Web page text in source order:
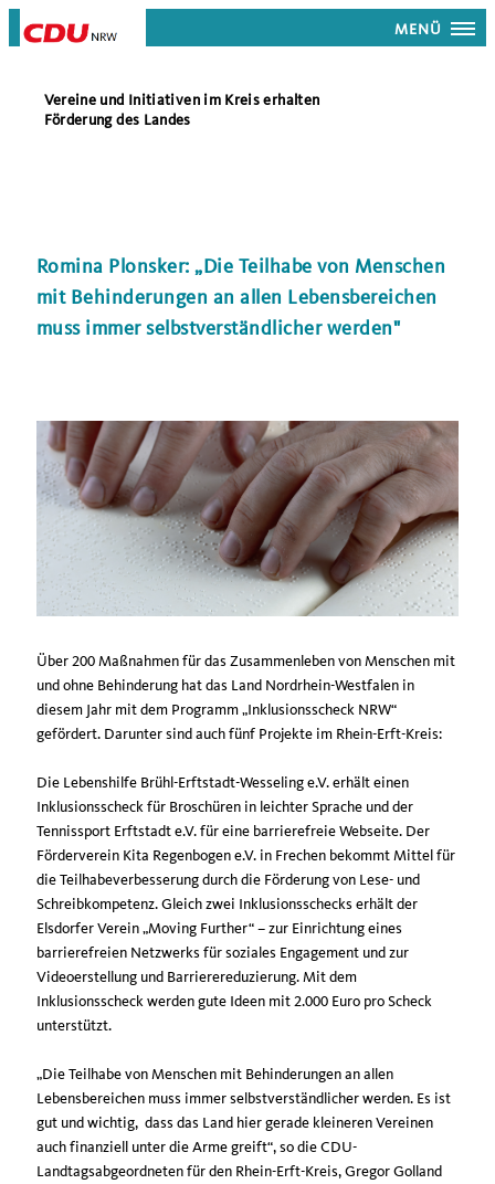
MENÜ
Vereine und Initiativen im Kreis erhalten
Förderung des Landes
Romina Plonsker: „Die Teilhabe von Menschen
mit Behinderungen an allen Lebensbereichen
muss immer selbstverständlicher werden"
Über 200 Maßnahmen für das Zusammenleben von Menschen mit
und ohne Behinderung hat das Land Nordrhein-Westfalen in
diesem Jahr mit dem Programm „Inklusionsscheck NRW“
gefördert. Darunter sind auch fünf Projekte im Rhein-Erft-Kreis:
Die Lebenshilfe Brühl-Erftstadt-Wesseling e.V. erhält einen
Inklusionsscheck für Broschüren in leichter Sprache und der
Tennissport Erftstadt e.V. für eine barrierefreie Webseite. Der
Förderverein Kita Regenbogen e.V. in Frechen bekommt Mittel für
die Teilhabeverbesserung durch die Förderung von Lese- und
Schreibkompetenz. Gleich zwei Inklusionsschecks erhält der
Elsdorfer Verein „Moving Further“ – zur Einrichtung eines
barrierefreien Netzwerks für soziales Engagement und zur
Videoerstellung und Barrierereduzierung. Mit dem
Inklusionsscheck werden gute Ideen mit 2.000 Euro pro Scheck
unterstützt.
Die Teilhabe von Menschen mit Behinderungen an allen
Lebensbereichen muss immer selbstverständlicher werden. Es ist
gut und wichtig, dass das Land hier gerade kleineren Vereinen
auch finanziell unter die Arme greift“, so die CDU-
Landtagsabgeordneten für den Rhein-Erft-Kreis, Gregor Golland